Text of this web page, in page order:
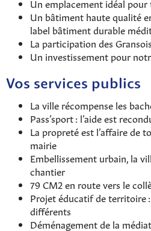
Rechercher
Un emplacement idéal pour
Un bâtiment haute qualité
label bâtiment durable
La participation des
Un investissement pour
Vos services publics
La ville récompense les
Pass’sport : l’aide est
La propreté est l’affaire de
mairie
Embellissement urbain, la
chantier
79 CM2 en route vers le
Projet éducatif de territoire
différents
Déménagement de la